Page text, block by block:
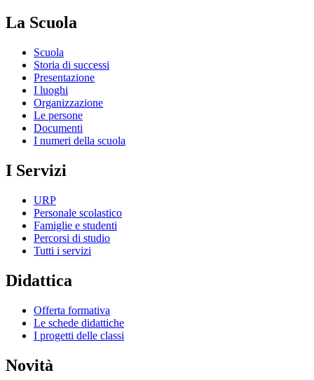
La Scuola
Scuola
Storia di successi
Presentazione
I luoghi
Organizzazione
Le persone
Documenti
I numeri della scuola
I Servizi
URP
Personale scolastico
Famiglie e studenti
Percorsi di studio
Tutti i servizi
Didattica
Offerta formativa
Le schede didattiche
I progetti delle classi
Novità